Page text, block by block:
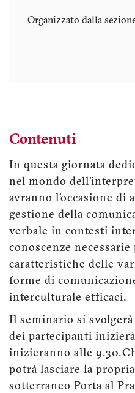
Organizzato dalla
Contenuti
In questa giornata
nel mondo
avranno l’occasione di
gestione della
verbale in contesti
conoscenze
caratteristiche delle
forme di
interculturale efficaci.
Il seminario si
dei partecipanti
inizieranno alle 9.30.
potrà lasciare la
sotterraneo Porta al